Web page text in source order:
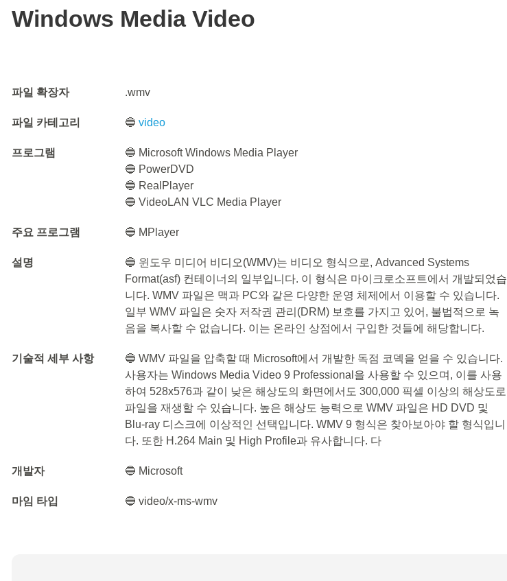
Windows Media Video
파일 확장자 .wmv
파일 카테고리 🔵video
프로그램
🔵 Microsoft Windows Media Player
🔵 PowerDVD
🔵 RealPlayer
🔵 VideoLAN VLC Media Player
주요 프로그램 🔵 MPlayer
설명
🔵 윈도우 미디어 비디오(WMV)는 비디오 형식으로, Advanced Systems
Format(asf) 컨테이너의 일부입니다. 이 형식은 마이크로소프트에서 개발되었습
니다. WMV 파일은 맥과 PC와 같은 다양한 운영 체제에서 이용할 수 있습니다.
일부 WMV 파일은 숫자 저작권 관리(DRM) 보호를 가지고 있어, 불법적으로 녹
음을 복사할 수 없습니다. 이는 온라인 상점에서 구입한 것들에 해당합니다.
기술적 세부 사항
🔵 WMV 파일을 압축할 때 Microsoft에서 개발한 독점 코덱을 얻을 수 있습니다.
사용자는 Windows Media Video 9 Professional을 사용할 수 있으며, 이를 사용
하여 528x576과 같이 낮은 해상도의 화면에서도 300,000 픽셀 이상의 해상도로
파일을 재생할 수 있습니다. 높은 해상도 능력으로 WMV 파일은 HD DVD 및
Blu-ray 디스크에 이상적인 선택입니다. WMV 9 형식은 찾아보아야 할 형식입니
다. 또한 H.264 Main 및 High Profile과 유사합니다. 다
개발자 🔵 Microsoft
마임 타입 🔵 video/x-ms-wmv